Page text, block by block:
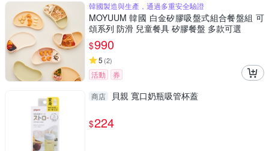
韓國製造與生產，通過多重安全驗證
MOYUUM 韓國 白金矽膠吸盤式組合餐盤組 可
頌系列 防滑 兒童餐具 矽膠餐盤 多款可選
$990
5 (2)
活動 券
商店 貝親 寬口奶瓶吸管杯蓋
$224